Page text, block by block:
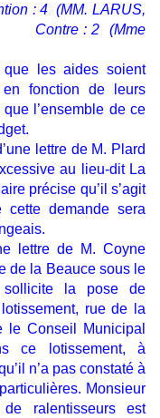
: 4 (MM. LARUS,
Contre : 2
(Mme
que les aides soient
en fonction de leurs
l’ensemble de ce
lettre de M. Plard
au lieu-dit La
précise qu’il s’agit
cette demande sera
lettre de M. Coyne
de la Beauce sous le
sollicite la pose de
rue de la
le Conseil Municipal
ce lotissement, à
n’a pas constaté à
Monsieur
ralentisseurs est